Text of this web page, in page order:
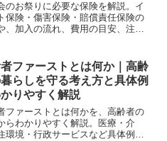
のお祭りに必要な保険を解説。イ
保険・傷害保険・賠償責任保険の
、加入の流れ、費用の目安、注意
ファーストとは何か｜高齢
らしを守る考え方と具体例
りやすく解説
ファーストとは何かを、高齢者の
らわかりやすく解説。医療・介
環境・行政サービスなど具体例を